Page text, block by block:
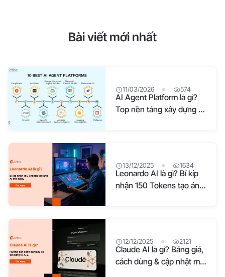
Bài viết mới nhất
11/03/2026 574
AI Agent Platform là gì?
Top nền tảng xây dựng AI
13/12/2025 1634
Leonardo AI là gì? Bí kíp
nhận 150 Tokens tạo ảnh
12/12/2025 2121
Claude AI là gì? Bảng giá,
cách dùng & cập nhật mới